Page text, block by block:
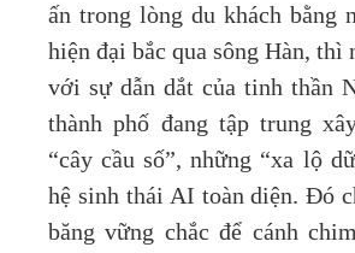
ấn trong lòng du khách bằng
hiện đại bắc qua sông Hàn, thì
với sự dẫn dắt của tinh thần
thành phố đang tập trung
“cây cầu số”, những “xa lộ
hệ sinh thái AI toàn diện. Đó
băng vững chắc để cánh